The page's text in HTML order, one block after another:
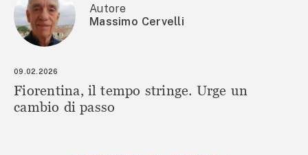
Autore
Massimo Cervelli
09.02.2026
Fiorentina, il tempo stringe. Urge un
cambio di passo